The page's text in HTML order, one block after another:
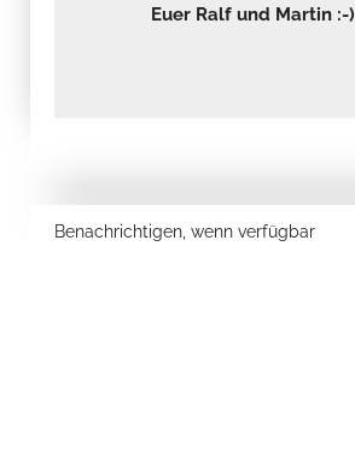
Euer Ralf und Martin :-)
Benachrichtigen, wenn verfügbar